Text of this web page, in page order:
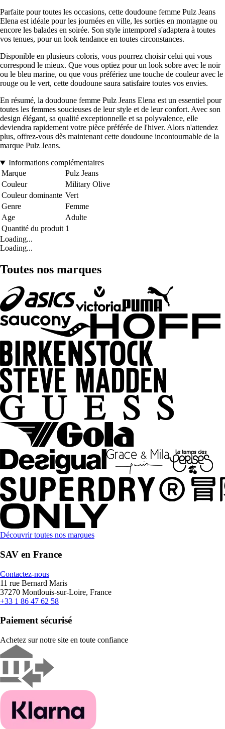
Parfaite pour toutes les occasions, cette doudoune femme Pulz Jeans
Elena est idéale pour les journées en ville, les sorties en montagne ou
encore les balades en soirée. Son style intemporel s'adaptera à toutes
vos tenues, pour un look tendance en toutes circonstances.
Disponible en plusieurs coloris, vous pourrez choisir celui qui vous
correspond le mieux. Que vous optiez pour un look sobre avec le noir
ou le bleu marine, ou que vous préfériez une touche de couleur avec le
rouge ou le vert, cette doudoune saura satisfaire toutes vos envies.
En résumé, la doudoune femme Pulz Jeans Elena est un essentiel pour
toutes les femmes soucieuses de leur style et de leur confort. Avec son
design élégant, sa qualité exceptionnelle et sa polyvalence, elle
deviendra rapidement votre pièce préférée de l'hiver. Alors n'attendez
plus, offrez-vous dès maintenant cette doudoune incontournable de la
marque Pulz Jeans.
Informations complémentaires
Marque
Pulz Jeans
Couleur
Military Olive
Couleur dominante Vert
Genre
Femme
Age
Adulte
Quantité du produit 1
Loading...
Loading...
Toutes nos marques
Découvrir toutes nos marques
SAV en France
Contactez-nous
11 rue Bernard Maris
37270 Montlouis-sur-Loire, France
+33 1 86 47 62 58
Paiement sécurisé
Achetez sur notre site en toute confiance